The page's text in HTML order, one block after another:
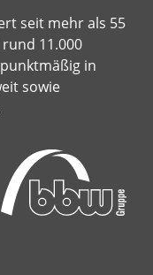
seit mehr als 55
11.000
in
sowie